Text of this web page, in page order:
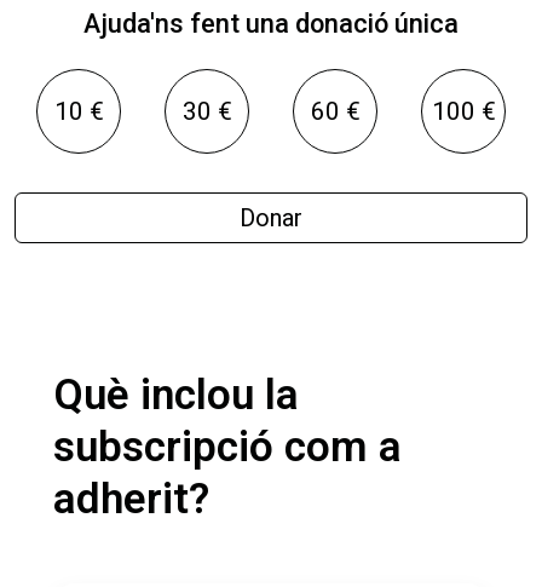
Ajuda'ns fent una donació única
10 € 30 € 60 € 100 €
Donar
Què inclou la
subscripció com a
adherit?